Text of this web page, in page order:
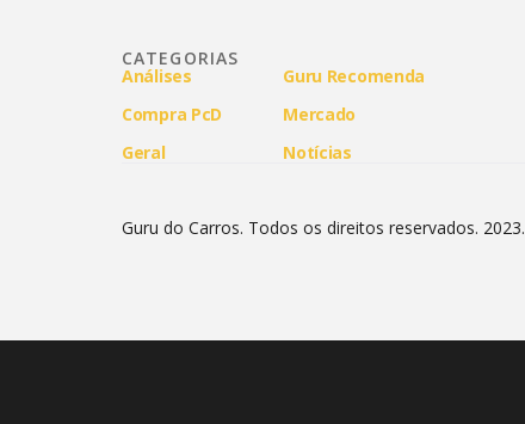
CATEGORIAS
Análises
Compra PcD
Geral
Guru Recomenda
Mercado
Notícias
Guru do Carros. Todos os direitos reservados. 2023.